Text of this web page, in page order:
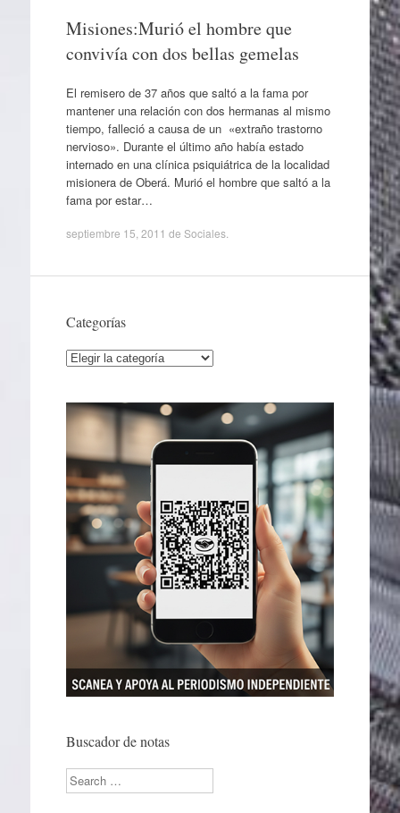
Misiones:Murió el hombre que
convivía con dos bellas gemelas
El remisero de 37 años que saltó a la fama por
mantener una relación con dos hermanas al mismo
tiempo, falleció a causa de un «extraño trastorno
nervioso». Durante el último año había estado
internado en una clínica psiquiátrica de la localidad
misionera de Oberá. Murió el hombre que saltó a la
fama por estar…
septiembre 15, 2011 de Sociales.
Categorías
Categorías
Buscador de notas
Search